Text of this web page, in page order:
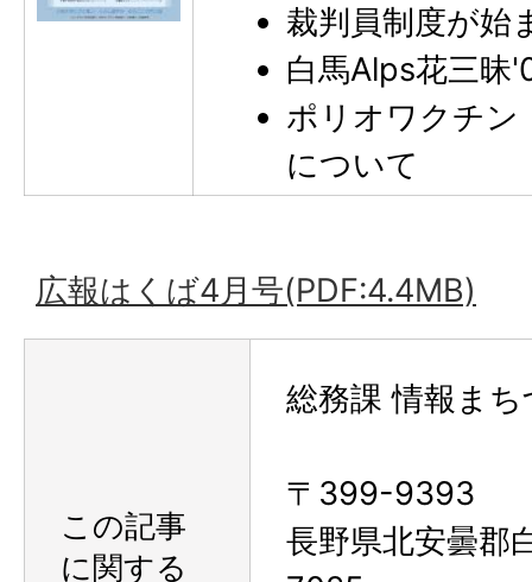
裁判員制度が始
白馬Alps花三昧
ポリオワクチン
について
広報はくば4月号(PDF:4.4MB)
この記事
に関する
総務課 情報ま
〒399-9393
長野県北安曇郡